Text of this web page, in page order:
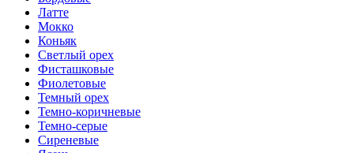
Латте
Мокко
Коньяк
Светлый орех
Фисташковые
Фиолетовые
Темный орех
Темно-коричневые
Темно-серые
Сиреневые